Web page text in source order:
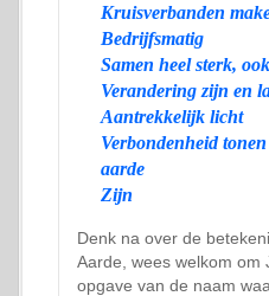
Kruisverbanden
Bedrijfsmatig
Samen heel sterk,
Verandering zijn en
Aantrekkelijk licht
Verbondenheid
aarde
Zijn
Denk na over de
Aarde, wees welkom om
opgave van de naam